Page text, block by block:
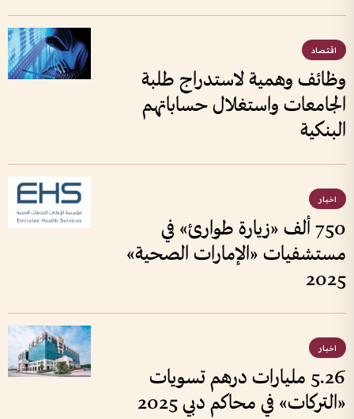
اقتصاد
وظائف وهمية لاستدراج طلبة
الجامعات واستغلال حساباتهم
البنكية
اخبار
750 ألف «زيارة طوارئ» في
مستشفيات «الإمارات الصحية»
2025
اخبار
5.26 مليارات درهم تسويات
«التركات» في محاكم دبي 2025